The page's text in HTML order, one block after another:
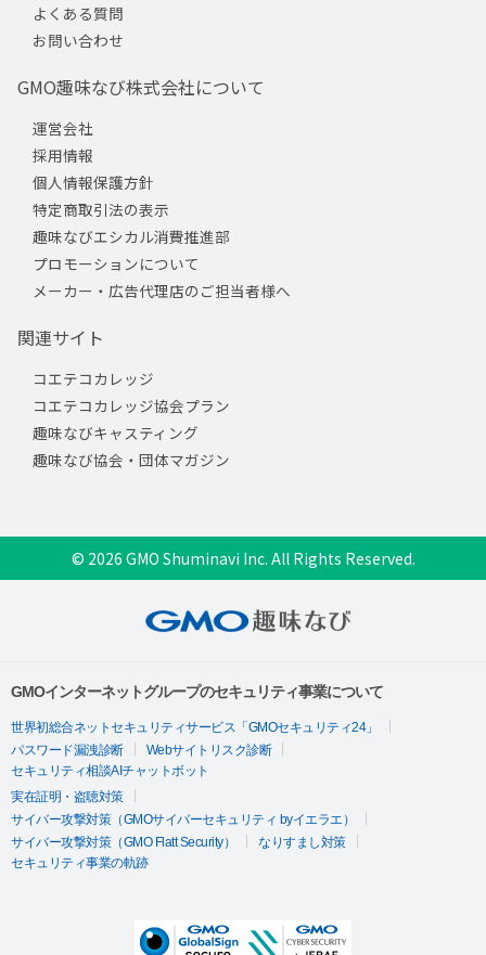
よくある質問
お問い合わせ
GMO趣味なび株式会社について
運営会社
採用情報
個人情報保護方針
特定商取引法の表示
趣味なびエシカル消費推進部
プロモーションについて
メーカー・広告代理店のご担当者様へ
関連サイト
コエテコカレッジ
コエテコカレッジ協会プラン
趣味なびキャスティング
趣味なび協会・団体マガジン
© 2026 GMO Shuminavi Inc. All Rights Reserved.